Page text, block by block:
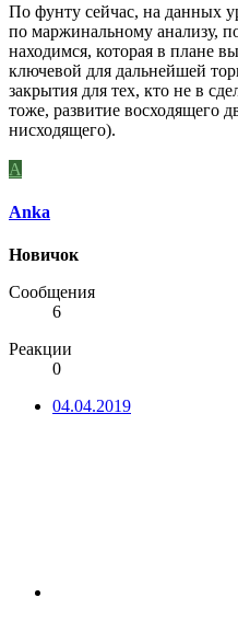
По фунту сейчас, на данных
по маржинальному анализу,
находимся, которая в плане
ключевой для дальнейшей
закрытия для тех, кто не в
тоже, развитие восходящего
нисходящего).
A
Anka
Новичок
Сообщения
6
Реакции
0
04.04.2019